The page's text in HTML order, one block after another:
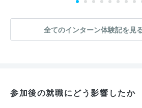
全てのインターン体験記を見
参加後の就職にどう影響したか